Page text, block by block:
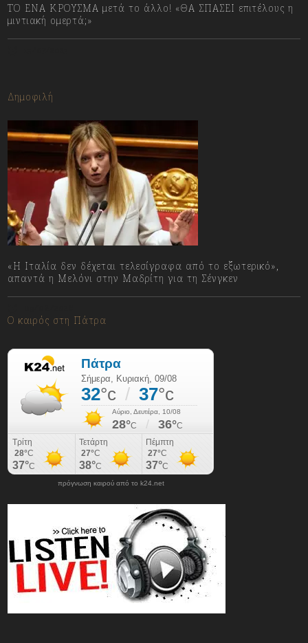
ΤΟ ΕΝΑ ΚΡΟΥΣΜΑ μετά το άλλο! «ΘΑ ΣΠΑΣΕΙ επιτέλους η
μιντιακή ομερτά;»
Δημοφιλή
«Η Ιταλία δεν δέχεται τελεσίγραφα από το εξωτερικό»,
απαντά η Μελόνι στην Μαδρίτη για τη Σένγκεν
Ο καιρός στη Πάτρα
πρόγνωση καιρού από το k24.net